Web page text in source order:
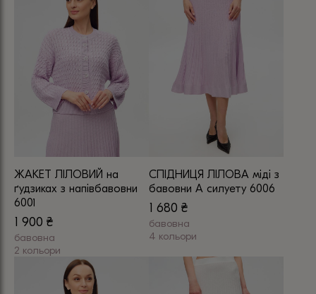
варіантів.
Параметри
можна
вибрати
варіантів.
Параметри
можна
ЖАКЕТ ЛІЛОВИЙ на
ґудзиках з напівбавовни
6001
1 900 ₴
бавовна
2 кольори
СПІДНИЦЯ ЛІЛОВА міді з
бавовни А силуету 6006
1 680 ₴
бавовна
4 кольори